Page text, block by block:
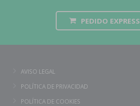
PEDIDO EXPRESS
AVISO LEGAL
POLÍTICA DE PRIVACIDAD
POLÍTICA DE COOKIES